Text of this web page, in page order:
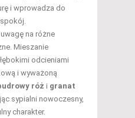
i wprowadza do
na różne
Mieszanie
odcieniami
i wyważoną
róż i granat
sypialni nowoczesny,
charakter.